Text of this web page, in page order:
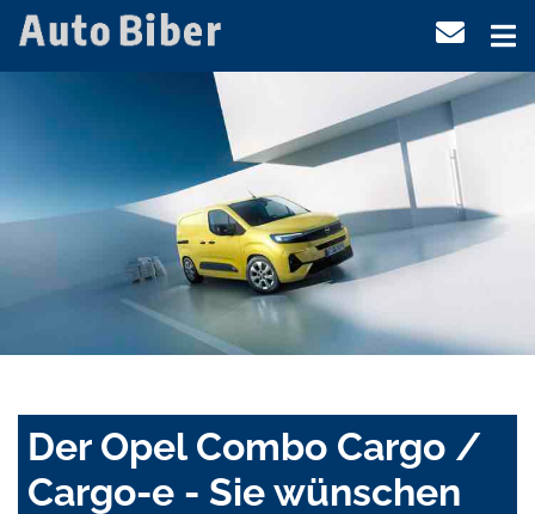
Der Opel Combo Cargo /
Cargo-e - Sie wünschen